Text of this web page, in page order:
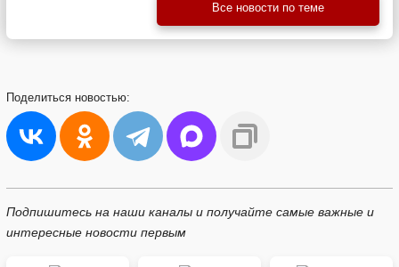
Все новости по теме
Поделиться новостью:
Подпишитесь на наши каналы и получайте самые важные и
интересные новости первым